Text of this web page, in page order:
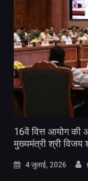
16वें वित्त आयोग की
मुख्यमंत्री श्री विजय
4 जुलाई, 2026